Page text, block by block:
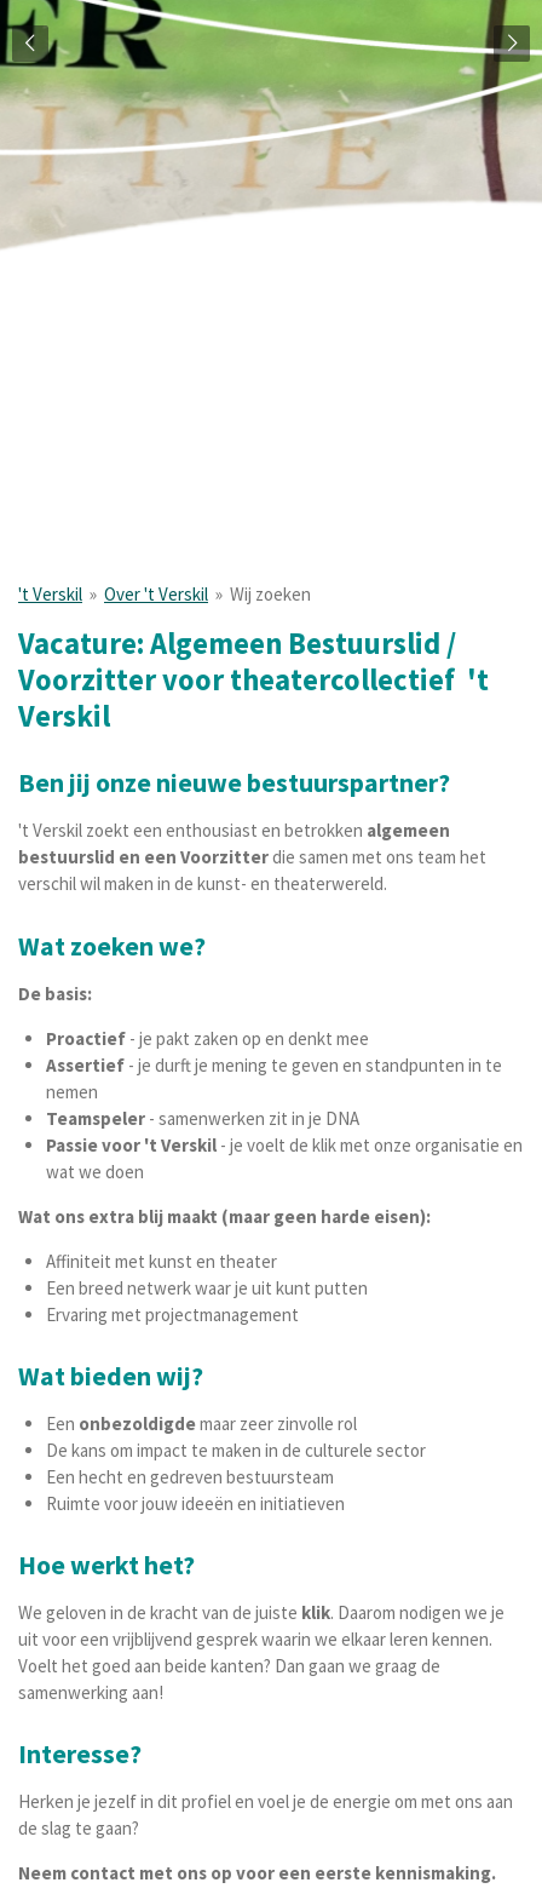
't Verskil » Over 't Verskil » Wij zoeken
Vacature: Algemeen Bestuurslid /
Voorzitter voor theatercollectief 't
Verskil
Ben jij onze nieuwe bestuurspartner?
't Verskil zoekt een enthousiast en betrokken algemeen
bestuurslid en een Voorzitterdie samen met ons team het
verschil wil maken in de kunst- en theaterwereld.
Wat zoeken we?
De basis:
Proactief- je pakt zaken op en denkt mee
Assertief- je durft je mening te geven en standpunten in te
nemen
Teamspeler- samenwerken zit in je DNA
Passie voor 't Verskil- je voelt de klik met onze organisatie en
wat we doen
Wat ons extra blij maakt (maar geen harde eisen):
Affiniteit met kunst en theater
Een breed netwerk waar je uit kunt putten
Ervaring met projectmanagement
Wat bieden wij?
Een onbezoldigdemaar zeer zinvolle rol
De kans om impact te maken in de culturele sector
Een hecht en gedreven bestuursteam
Ruimte voor jouw ideeën en initiatieven
Hoe werkt het?
We geloven in de kracht van de juiste klik. Daarom nodigen we je
uit voor een vrijblijvend gesprek waarin we elkaar leren kennen.
Voelt het goed aan beide kanten? Dan gaan we graag de
samenwerking aan!
Interesse?
Herken je jezelf in dit profiel en voel je de energie om met ons aan
de slag te gaan?
Neem contact met ons op voor een eerste kennismaking.